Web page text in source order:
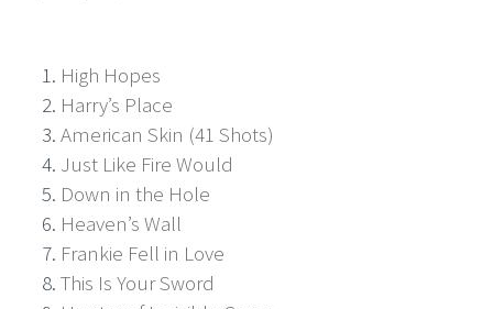
High Hopes
Harry’s Place
American Skin (41 Shots)
Just Like Fire Would
Down in the Hole
Heaven’s Wall
Frankie Fell in Love
This Is Your Sword